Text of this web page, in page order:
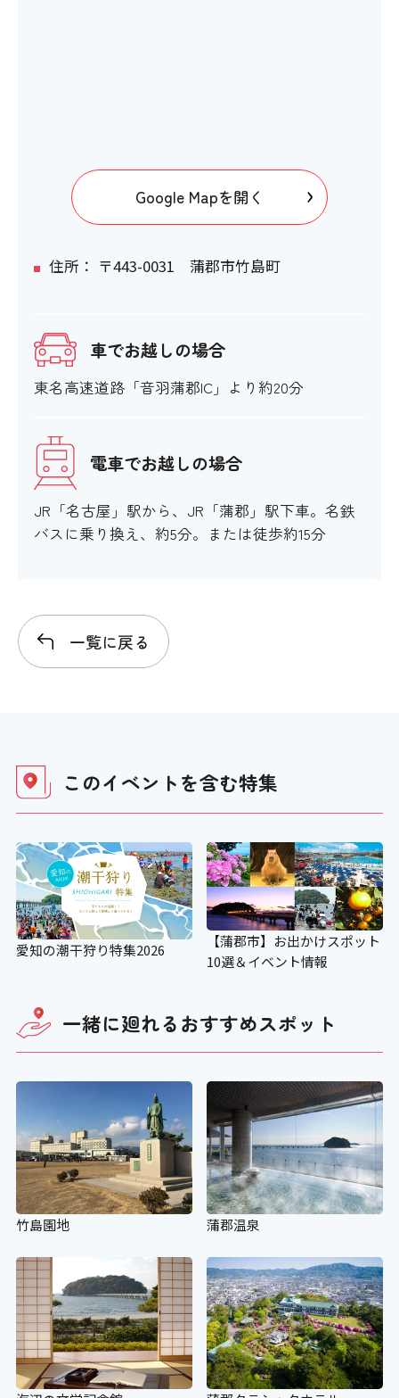
Google Mapを開く
住所： 〒443-0031 蒲郡市竹島町
車でお越しの場合
東名高速道路「音羽蒲郡IC」より約20分
電車でお越しの場合
JR「名古屋」駅から、JR「蒲郡」駅下車。名鉄
バスに乗り換え、約5分。または徒歩約15分
一覧に戻る
このイベントを含む特集
愛知の潮干狩り特集2026
【蒲郡市】お出かけスポット
10選＆イベント情報
一緒に廻れるおすすめスポット
竹島園地 蒲郡温泉